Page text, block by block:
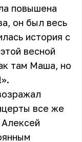
повышена
он был весь
история с
весной
там Маша, но
все же